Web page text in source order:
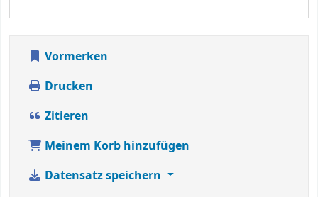
Vormerken
Drucken
Zitieren
Meinem Korb hinzufügen
Datensatz speichern